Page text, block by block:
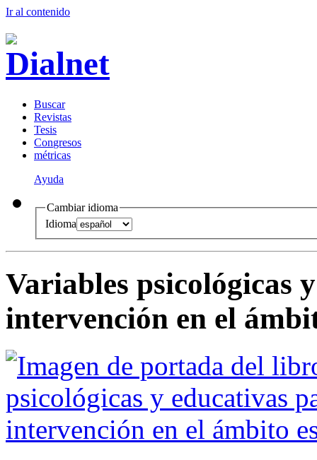
Ir al contenido
Buscar
Revistas
Tesis
Congresos
métricas
Ayuda
Cambiar idioma
Idioma
Variables psicológicas
intervención en el